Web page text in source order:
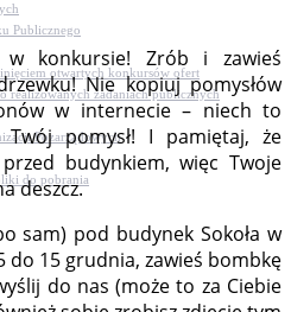
Publicznego
otwartych konkursów ofert
realizowanych zadaniach publicznych
Pozarządowych
do pobrania
w konkursie! Zrób i zawieś
Nie kopiuj pomysłów
w internecie – niech to
pomysł! I pamiętaj, że
budynkiem, więc Twoje
deszcz.
sam) pod budynek Sokoła w
do 15 grudnia, zawieś bombkę
do nas (może to za Ciebie